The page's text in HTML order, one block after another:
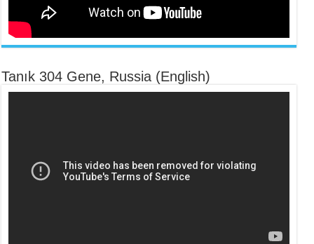
Tanık 304 Gene, Russia (English)